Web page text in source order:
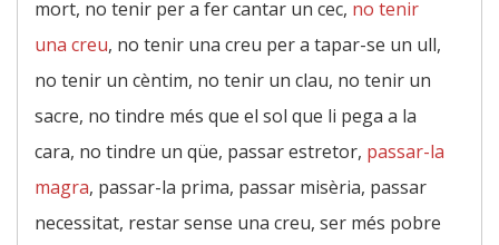
mort, no tenir per a fer cantar un cec, no tenir
una creu, no tenir una creu per a tapar-se un ull,
no tenir un cèntim, no tenir un clau, no tenir un
sacre, no tindre més que el sol que li pega a la
cara, no tindre un qüe, passar estretor, passar-la
magra, passar-la prima, passar misèria, passar
necessitat, restar sense una creu, ser més pobre